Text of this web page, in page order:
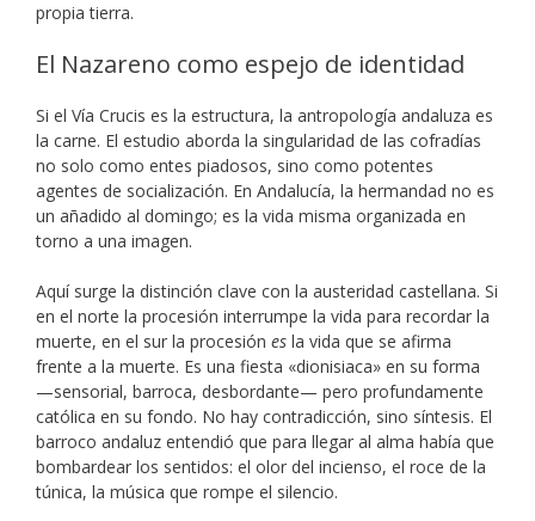
propia tierra.
El Nazareno como espejo de identidad
Si el Vía Crucis es la estructura, la antropología andaluza es
la carne. El estudio aborda la singularidad de las cofradías
no solo como entes piadosos, sino como potentes
agentes de socialización. En Andalucía, la hermandad no es
un añadido al domingo; es la vida misma organizada en
torno a una imagen.
Aquí surge la distinción clave con la austeridad castellana. Si
en el norte la procesión interrumpe la vida para recordar la
muerte, en el sur la procesión es la vida que se afirma
frente a la muerte. Es una fiesta «dionisiaca» en su forma
—sensorial, barroca, desbordante— pero profundamente
católica en su fondo. No hay contradicción, sino síntesis. El
barroco andaluz entendió que para llegar al alma había que
bombardear los sentidos: el olor del incienso, el roce de la
túnica, la música que rompe el silencio.